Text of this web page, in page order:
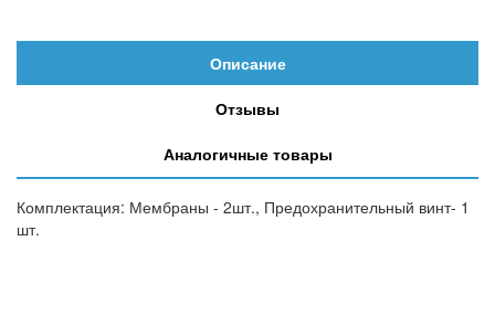
Описание
Отзывы
Аналогичные товары
Комплектация: Мембраны - 2шт., Предохранительный винт- 1
шт.